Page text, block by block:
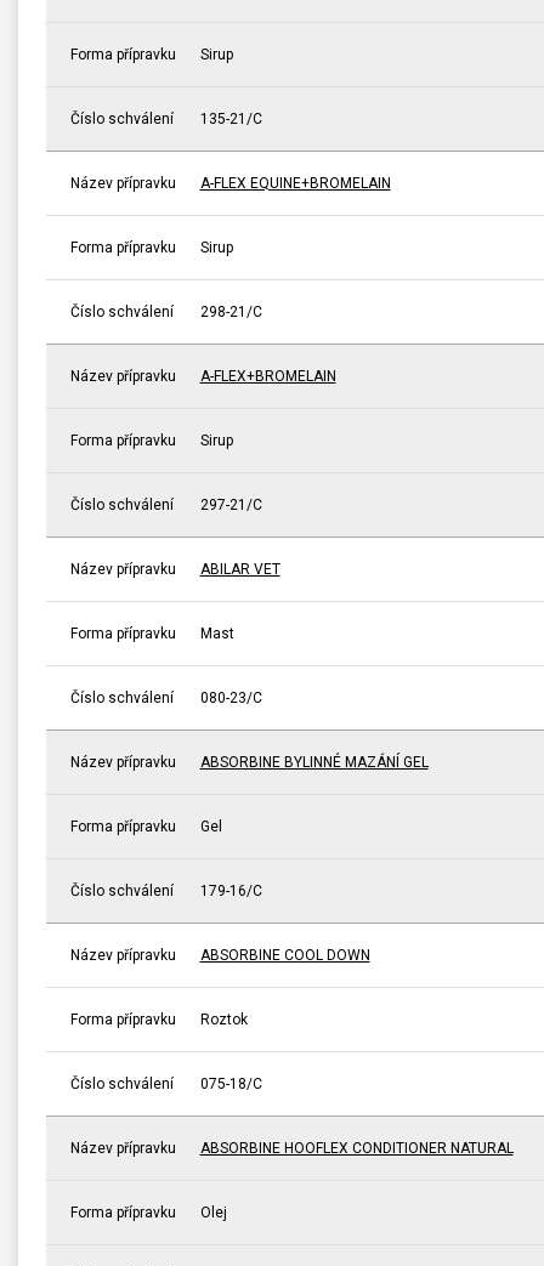
Forma přípravku Sirup
Číslo schválení 135-21/C
Název přípravku A-FLEX EQUINE+BROMELAIN
Forma přípravku Sirup
Číslo schválení 298-21/C
Název přípravku A-FLEX+BROMELAIN
Forma přípravku Sirup
Číslo schválení 297-21/C
Název přípravku ABILAR VET
Forma přípravku Mast
Číslo schválení 080-23/C
Název přípravku ABSORBINE BYLINNÉ MAZÁNÍ GEL
Forma přípravku Gel
Číslo schválení 179-16/C
Název přípravku ABSORBINE COOL DOWN
Forma přípravku Roztok
Číslo schválení 075-18/C
Název přípravku ABSORBINE HOOFLEX CONDITIONER NATURAL
Forma přípravku Olej